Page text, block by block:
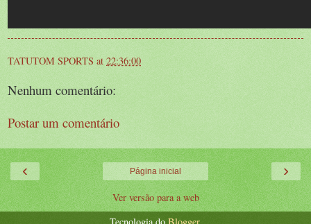
TATUTOM SPORTS at 22:36:00
Nenhum comentário:
Postar um comentário
‹ ›
Página inicial
Ver versão para a web